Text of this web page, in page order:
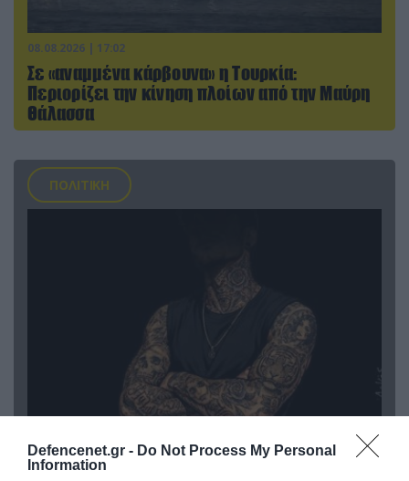
Defencenet.gr - Do Not Process My Personal
Information
08.08.2026 | 17:02
Σε «αναμμένα κάρβουνα» η Τουρκία:
Περιορίζει την κίνηση πλοίων από την Μαύρη
Θάλασσα
ΠΟΛΙΤΙΚΗ
«Η απόλυτη τραγωδία»: Η «αιχμηρή» ανάρτηση